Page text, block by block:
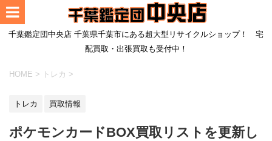
千葉鑑定団中央店 千葉県千葉市にある超大型リサイクルショップ！ 宅
配買取・出張買取も受付中！
HOME > トレカ >
トレカ 買取情報
ポケモンカードBOX買取リストを更新し